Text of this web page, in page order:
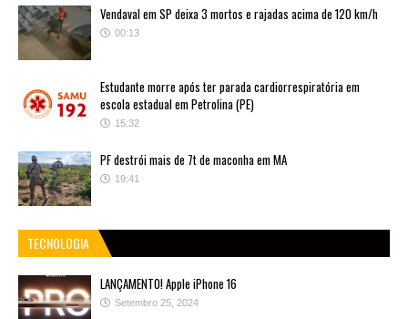
Vendaval em SP deixa 3 mortos e rajadas acima de 120 km/h
00:13
Estudante morre após ter parada cardiorrespiratória em
escola estadual em Petrolina (PE)
15:32
PF destrói mais de 7t de maconha em MA
19:41
TECNOLOGIA
LANÇAMENTO! Apple iPhone 16
Setembro 25, 2024